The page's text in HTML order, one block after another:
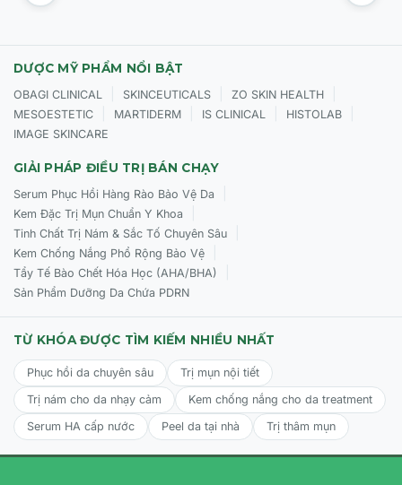
DƯỢC MỸ PHẨM NỔI BẬT
OBAGI CLINICAL SKINCEUTICALS ZO SKIN HEALTH
MESOESTETIC MARTIDERM IS CLINICAL HISTOLAB
IMAGE SKINCARE
GIẢI PHÁP ĐIỀU TRỊ BÁN CHẠY
Serum Phục Hồi Hàng Rào Bảo Vệ Da
Kem Đặc Trị Mụn Chuẩn Y Khoa
Tinh Chất Trị Nám & Sắc Tố Chuyên Sâu
Kem Chống Nắng Phổ Rộng Bảo Vệ
Tẩy Tế Bào Chết Hóa Học (AHA/BHA)
Sản Phẩm Dưỡng Da Chứa PDRN
TỪ KHÓA ĐƯỢC TÌM KIẾM NHIỀU NHẤT
Phục hồi da chuyên sâu
Trị mụn nội tiết
Trị nám cho da nhạy cảm
Kem chống nắng cho da treatment
Serum HA cấp nước
Peel da tại nhà Trị thâm mụn